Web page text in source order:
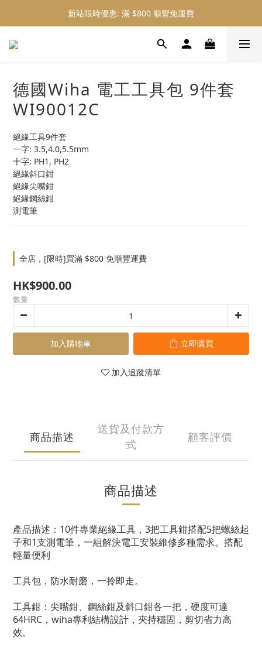
新站限時優惠: 會員購物 4% 回贈
新站限時優惠: 滿 $800 順豐免運費
新站限時優惠: 會員購物 4% 回贈
德國Wiha 電工工具包 9件套
WI90012C
絕緣工具9件套
一字: 3.5,4.0,5.5mm
十字: PH1, PH2
絕緣斜口鉗
絕緣尖嘴鉗
絕緣鋼絲鉗
測電筆
全店，[限時]買滿 $800 免順豐運費
HK$900.00
數量
加入購物車 立即購買
加入追蹤清單
商品描述
送貨及付款方
式
顧客評價
商品描述
產品描述：10件專業絕緣工具，3把工具鉗搭配5把螺絲起
子和1支測電筆，一組解決電工安裝維修多種需求。搭配
輕量便利
工具包，防水耐磨，一拎即走。
工具鉗：尖嘴鉗、鋼絲鉗及斜口鉗各一把，硬度可達
64HRC，wiha專利結構設計，夾持穩固，剪切省力高
效。